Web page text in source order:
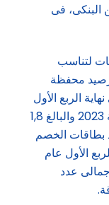
البنكى، فى
لتناسب
رصيد محفظة
فى نهاية الربع الأول
من عام 2024 بنسبة نمو 17% مقارنة بنهاية 2023 والبالغ 1,8
بطاقات الخصم
الأول عام
2023، ليصل إجمالى عدد